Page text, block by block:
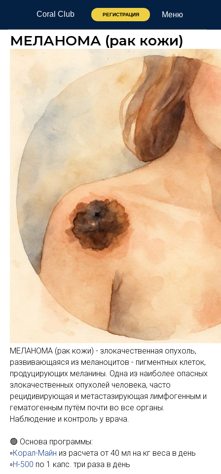
Coral Club Меню
РЕГИСТРАЦИЯ
МЕЛАНОМА (рак кожи)
МЕЛАНОМА (рак кожи) - злокачественная опухоль,
развивающаяся из меланоцитов - пигментных клеток,
продуцирующих меланины. Одна из наиболее опасных
злокачественных опухолей человека, часто
рецидивирующая и метастазирующая лимфогенным и
гематогенным путём почти во все органы.
Наблюдение и контроль у врача.
🟢 Основа программы:
▫️Корал-Майн из расчета от 40 мл на кг веса в день
▫️Н-500 по 1 капс. три раза в день